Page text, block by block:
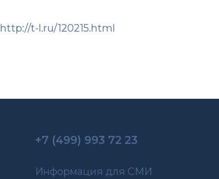
http://t-l.ru/120215.html
+7 (499) 993 72 23
Информация для СМИ